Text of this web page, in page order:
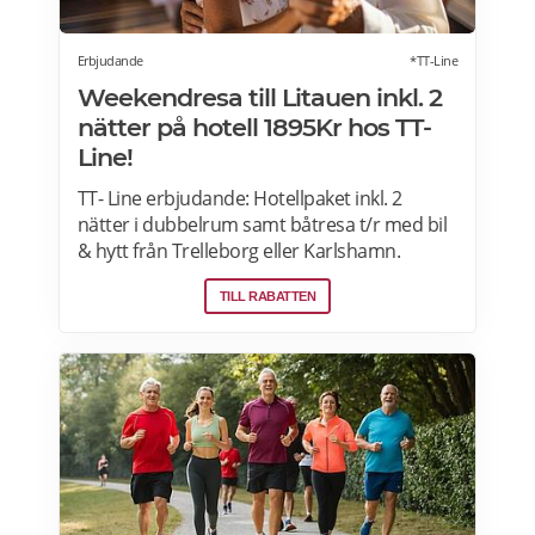
Erbjudande *TT-Line
Weekendresa till Litauen inkl. 2
nätter på hotell 1895Kr hos TT-
Line!
TT- Line erbjudande: Hotellpaket inkl. 2
nätter i dubbelrum samt båtresa t/r med bil
& hytt från Trelleborg eller Karlshamn.
Klaipeda bjuder på charm, kultur och vacker
natur. Passa på att boka nu och njut av en
TILL RABATTEN